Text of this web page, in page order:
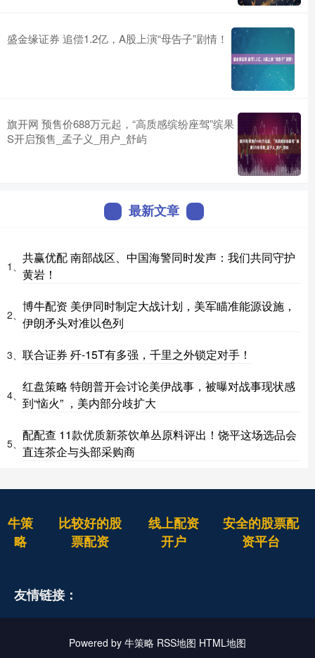
盛金缘证券 追偿1.2亿，A股上演“母告子”剧情！
旗开网 预售价688万元起，“高质感缤纷座驾”缤果
S开启预售_孟子义_用户_舒屿
最新文章
1、
共赢优配 南部战区、中国海警同时发声：我们共同守护
黄岩！
2、
博牛配资 美伊同时制定大战计划，美军瞄准能源设施，
伊朗矛头对准以色列
3、 联合证券 歼-15T有多强，千里之外锁定对手！
4、
红盘策略 特朗普开会讨论美伊战事，被曝对战事现状感
到“恼火” ，美内部分歧扩大
5、
配配查 11款优质新茶饮单丛原料评出！饶平这场选品会
直连茶企与头部采购商
牛策
略
比较好的股
票配资
线上配资
开户
安全的股票配
资平台
友情链接：
Powered by 牛策略 RSS地图 HTML地图